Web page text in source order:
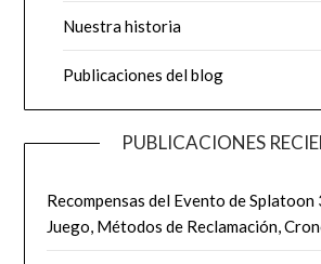
Nuestra historia
Publicaciones del blog
PUBLICACIONES
Recompensas del Evento de
Juego, Métodos de Reclamación,